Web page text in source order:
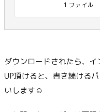
1 ファイル
ダウンロードされたら、
UP頂けると、書き続ける
いします☺